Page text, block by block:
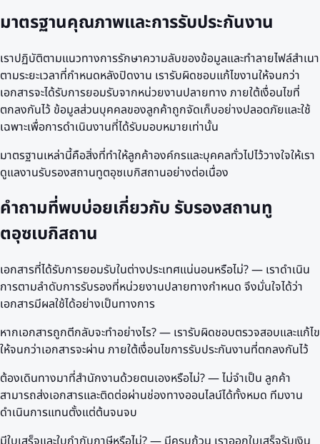
มาตรฐานคุณภาพและการรับประกันงาน
เราปฏิบัติตามแนวทางการรักษาความลับของข้อมูลและทำลายไฟล์สำเนา
ตามระยะเวลาที่กำหนดหลังปิดงาน เรารับผิดชอบแก้ไขงานให้จนกว่า
เอกสารจะได้รับการยอมรับจากหน่วยงานปลายทาง ภายใต้เงื่อนไขที่
ตกลงกันไว้ ข้อมูลส่วนบุคคลของลูกค้าถูกจัดเก็บอย่างปลอดภัยและใช้
เฉพาะเพื่อการดำเนินงานที่ได้รับมอบหมายเท่านั้น
มาตรฐานเหล่านี้คือสิ่งที่ทำให้ลูกค้าองค์กรและบุคคลทั่วไปไว้วางใจให้เรา
ดูแลงานรับรองสถานทูตอุซเบกิสถานอย่างต่อเนื่อง
คำถามที่พบบ่อยเกี่ยวกับ รับรองสถานทู
ตอุซเบกิสถาน
เอกสารที่ได้รับการยอมรับในต่างประเทศแน่นอนหรือไม่? — เราดำเนิน
การตามลำดับการรับรองที่หน่วยงานปลายทางกำหนด จึงมั่นใจได้ว่า
เอกสารมีผลใช้ได้อย่างเป็นทางการ
หากเอกสารถูกตีกลับจะทำอย่างไร? — เรารับผิดชอบตรวจสอบและแก้ไข
ให้จนกว่าเอกสารจะผ่าน ภายใต้เงื่อนไขการรับประกันงานที่ตกลงกันไว้
ต้องเดินทางมาที่สำนักงานด้วยตนเองหรือไม่? — ไม่จำเป็น ลูกค้า
สามารถส่งเอกสารและติดต่อผ่านช่องทางออนไลน์ได้ทั้งหมด ทีมงาน
ดำเนินการแทนตั้งแต่ต้นจนจบ